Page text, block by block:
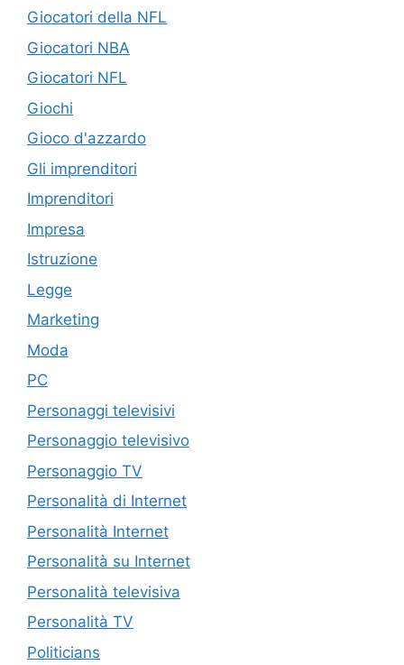
Giocatori della NFL
Giocatori NBA
Giocatori NFL
Giochi
Gioco d'azzardo
Gli imprenditori
Imprenditori
Impresa
Istruzione
Legge
Marketing
Moda
PC
Personaggi televisivi
Personaggio televisivo
Personaggio TV
Personalità di Internet
Personalità Internet
Personalità su Internet
Personalità televisiva
Personalità TV
Politicians